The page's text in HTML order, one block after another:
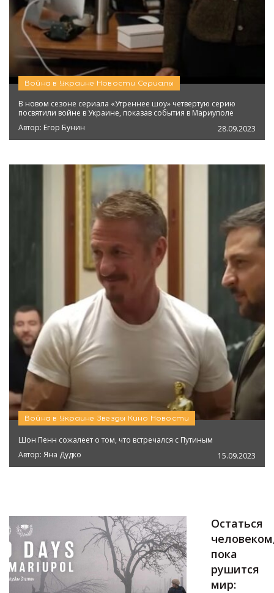
Война в Украине Новости Сериалы
В новом сезоне сериала «Утреннее шоу» четвертую серию
посвятили войне в Украине, показав события в Мариуполе
28.09.2023
Автор: Егор Бунин
Война в Украине Звезды Кино Новости
Шон Пенн сожалеет о том, что встречался с Путиным
15.09.2023
Автор: Яна Дудко
Остаться
пока
рушится
мир: